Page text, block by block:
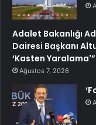
Adalet Bakanlığı
Dairesi Başkanı
‘Kasten Yaralama'”
Ağustos 7, 2026